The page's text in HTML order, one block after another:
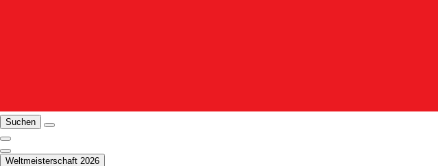
Suchen
Weltmeisterschaft 2026